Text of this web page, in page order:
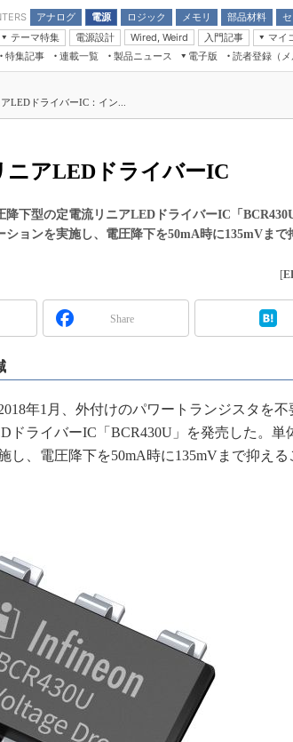
アナログ
電源
ロジック
メモリ
部品材料
受動部品
テーマ特集
電源設計 Wired, Weird
入門記事
モーター入門
マイ
マイコン講座 計測機器
CEATEC
組込み/エッ
特集記事
連載一覧
コン
座
とノイ
入門講
はど
Z-Wave
製品ニュース
電子版
電子ブックレット
読者登録（メ
LEDドライバーIC：イン...
ニアLEDドライバーIC
下型の定電流リニアLEDドライバーIC「
ョンを実施し、電圧降下を50mA時に135mVまで
[
Share
年1月、外付けのパワートランジスタを不
ドライバーIC「BCR430U」を発売した。単
し、電圧降下を50mA時に135mVまで抑える